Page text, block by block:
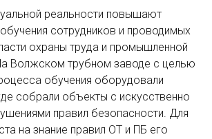
реальности повышают
сотрудников и проводимых
охраны труда и промышленной
Волжском трубном заводе с целью
обучения оборудовали
собрали объекты с искусственно
правил безопасности. Для
на знание правил ОТ и ПБ его